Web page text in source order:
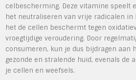
celbescherming. Deze vitamine speelt
het neutraliseren van vrije radicalen in
het de cellen beschermt tegen
vroegtijdige veroudering. Door
consumeren, kun je dus bijdragen aan
gezonde en stralende huid, evenals de
je cellen en weefsels.